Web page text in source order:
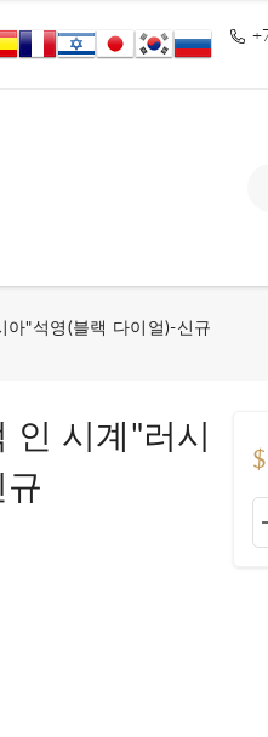
아"석영(블랙 다이얼)-신규
인 시계"러시
규